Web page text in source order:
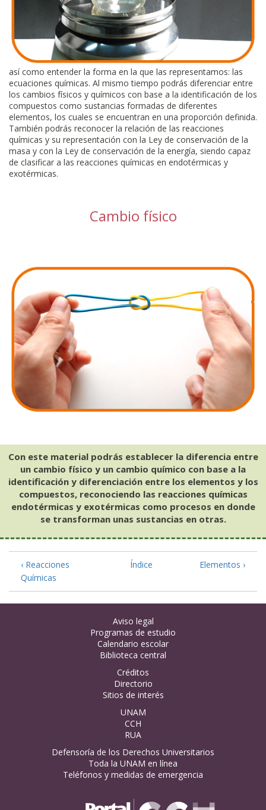
así como entender la forma en la que las representamos: las
ecuaciones químicas. Al mismo tiempo podrás diferenciar entre
los cambios físicos y químicos con base a la identificación de los
compuestos como sustancias formadas de diferentes
elementos, los cuales se encuentran en una proporción definida.
También podrás reconocer la relación de las reacciones
químicas y su representación con la Ley de conservación de la
masa y con la Ley de conservación de la energía, siendo capaz
de clasificar a las reacciones químicas en endotérmicas y
exotérmicas.
Cambio físico
Con este material podrás establecer la diferencia entre
un cambio físico y un cambio químico con base a la
identificación y diferenciación entre los elementos y los
compuestos, reconociendo las reacciones químicas
endotérmicas y exotérmicas como procesos en donde
se transforman unas sustancias en otras.
‹ Reacciones
Químicas
Índice Elementos ›
Aviso legal
Programas de estudio
Calendario escolar
Biblioteca central
Créditos
Directorio
Sitios de interés
UNAM
CCH
RUA
Defensoría de los Derechos Universitarios
Toda la UNAM en línea
Teléfonos y medidas de emergencia